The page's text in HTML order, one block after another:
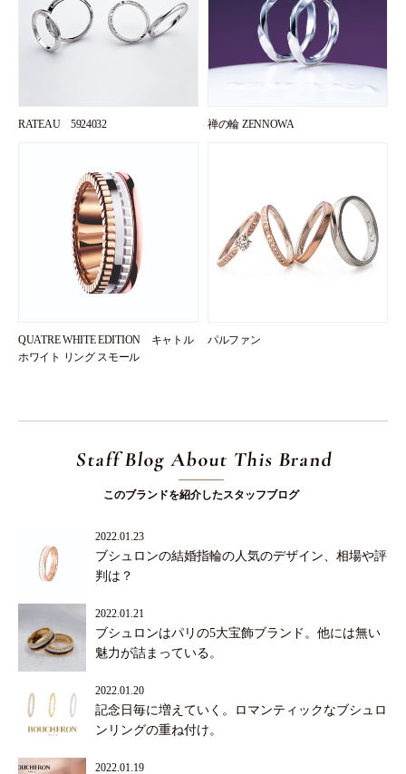
RATEAU 5924032 禅の輪 ZENNOWA
QUATRE WHITE EDITION キャトル
ホワイト リング スモール
パルファン
Staff Blog About This Brand
このブランドを紹介したスタッフブログ
2022.01.23
ブシュロンの結婚指輪の人気のデザイン、相場や評
判は？
2022.01.21
ブシュロンはパリの5大宝飾ブランド。他には無い
魅力が詰まっている。
2022.01.20
記念日毎に増えていく。ロマンティックなブシュロ
ンリングの重ね付け。
2022.01.19